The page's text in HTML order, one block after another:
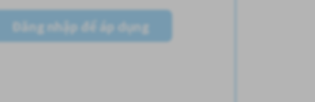
Đăng nhập để áp dụng